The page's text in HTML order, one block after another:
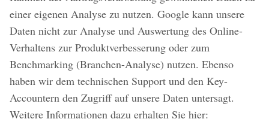
einer eigenen Analyse zu nutzen. Google kann unsere
Daten nicht zur Analyse und Auswertung des Online-
Verhaltens zur Produktverbesserung oder zum
Benchmarking (Branchen-Analyse) nutzen. Ebenso
haben wir dem technischen Support und den Key-
Accountern den Zugriff auf unsere Daten untersagt.
Weitere Informationen dazu erhalten Sie hier: